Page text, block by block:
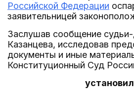
Российской Федерации
заявительницей
Заслушав сообщение
Казанцева, исследовав
документы и иные
Конституционный Суд